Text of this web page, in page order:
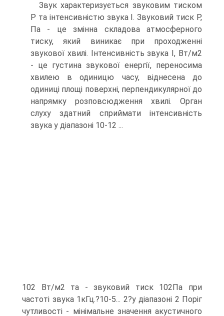
Звук характеризується звуковим тиском
Р та iнтенсивнiстю звука I. Звуковий тиск Р,
Па - це змiнна складова атмосферного
тиску, який виникає при проходженнi
звукової хвилi. Інтенсивнiсть звука I, Вт/м2
- це густина звукової енергiї, переносима
хвилею в одиницю часу, вiднесена до
одиницi площi поверхнi, перпендикулярної до
напрямку розповсюдження хвилi. Орган
слуху здатний сприймати iнтенсивнiсть
звука у діапазоні 10-12 ...
102 Вт/м2 та - звуковий тиск 102Па при
частоті звука 1кГц.?10-5... 2?у дiапазонi 2 Порiг
чутливості - мiнiмальне значення акустичного